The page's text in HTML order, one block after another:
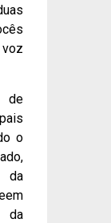
de
o
da
da